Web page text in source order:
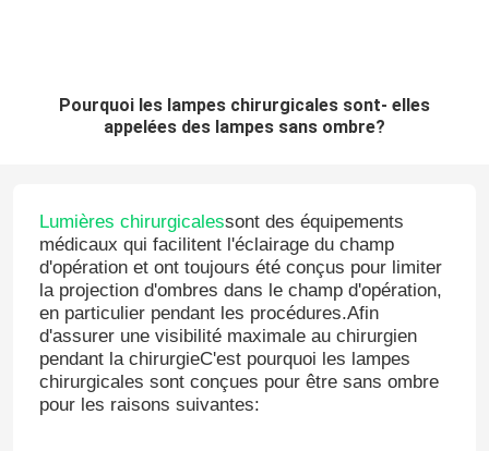
Pourquoi les lampes chirurgicales sont- elles
appelées des lampes sans ombre?
Lumières chirurgicalessont des équipements
médicaux qui facilitent l'éclairage du champ
d'opération et ont toujours été conçus pour limiter
la projection d'ombres dans le champ d'opération,
en particulier pendant les procédures.Afin
d'assurer une visibilité maximale au chirurgien
pendant la chirurgieC'est pourquoi les lampes
chirurgicales sont conçues pour être sans ombre
pour les raisons suivantes: